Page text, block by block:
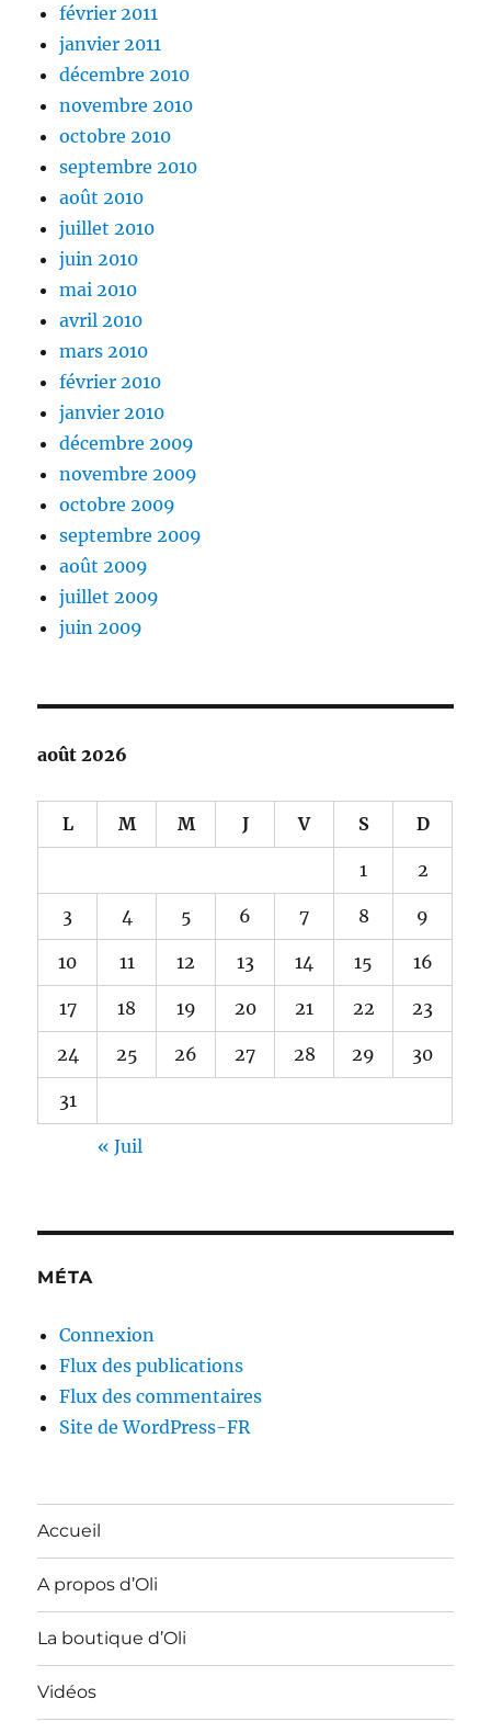
février 2011
janvier 2011
décembre 2010
novembre 2010
octobre 2010
septembre 2010
août 2010
juillet 2010
juin 2010
mai 2010
avril 2010
mars 2010
février 2010
janvier 2010
décembre 2009
novembre 2009
octobre 2009
septembre 2009
août 2009
juillet 2009
juin 2009
août 2026
L M M J V S D
1 2
3 4 5 6 7 8 9
10 11 12 13 14 15 16
17 18 19 20 21 22 23
24 25 26 27 28 29 30
31
« Juil
MÉTA
Connexion
Flux des publications
Flux des commentaires
Site de WordPress-FR
Accueil
A propos d’Oli
La boutique d’Oli
Vidéos